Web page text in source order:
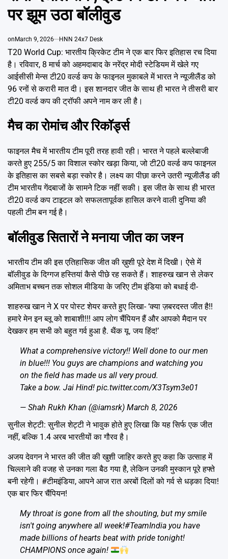
पर झूम उठा बॉलीवुड
onMarch 9, 2026 HNN 24x7 Desk
T20 World Cup: भारतीय क्रिकेट टीम ने एक बार फिर इतिहास रच दिया
है। रविवार, 8 मार्च को अहमदाबाद के नरेंद्र मोदी स्टेडियम में खेले गए
आईसीसी मेन्स टी20 वर्ल्ड कप के फाइनल मुकाबले में भारत ने न्यूजीलैंड को
96 रनों से करारी मात दी। इस शानदार जीत के साथ ही भारत ने तीसरी बार
टी20 वर्ल्ड कप की ट्रॉफी अपने नाम कर ली है।
मैच का रोमांच और रिकॉर्ड्स
फाइनल मैच में भारतीय टीम पूरी तरह हावी रही। भारत ने पहले बल्लेबाजी
करते हुए 255/5 का विशाल स्कोर खड़ा किया, जो टी20 वर्ल्ड कप फाइनल
के इतिहास का सबसे बड़ा स्कोर है। लक्ष्य का पीछा करने उतरी न्यूजीलैंड की
टीम भारतीय गेंदबाजों के सामने टिक नहीं सकी। इस जीत के साथ ही भारत
टी20 वर्ल्ड कप टाइटल को सफलतापूर्वक हासिल करने वाली दुनिया की
पहली टीम बन गई है।
बॉलीवुड सितारों ने मनाया जीत का जश्न
भारतीय टीम की इस एतिहासिक जीत की ख़ुशी पूरे देश में दिखी। ऐसे में
बॉलीवुड के दिग्गज हस्तियां कैसे पीछे रह सकते हैं। शाहरुख खान से लेकर
अमिताभ बच्चन तक सोशल मीडिया के जरिए टीम इंडिया को बधाई दी-
शाहरुख खान ने X पर पोस्ट शेयर करते हुए लिखा- ‘क्या ज़बरदस्त जीत है!!
हमारे मेन इन ब्लू को शाबाशी!!! आप लोग चैंपियन हैं और आपको मैदान पर
देखकर हम सभी को बहुत गर्व हुआ है. थैंक यू. जय हिंद!’
What a comprehensive victory!! Well done to our men
in blue!!! You guys are champions and watching you
on the field has made us all very proud.
Take a bow. Jai Hind! pic.twitter.com/X3Tsym3e01
— Shah Rukh Khan (@iamsrk) March 8, 2026
सुनील शेट्टी: सुनील शेट्टी ने भावुक होते हुए लिखा कि यह सिर्फ एक जीत
नहीं, बल्कि 1.4 अरब भारतीयों का गौरव है।
अजय देवगन ने भारत की जीत की खुशी जाहिर करते हुए कहा कि उत्साह में
चिल्लाने की वजह से उनका गला बैठ गया है, लेकिन उनकी मुस्कान पूरे हफ्ते
बनी रहेगी। #टीमइंडिया, आपने आज रात अरबों दिलों को गर्व से धड़का दिया!
एक बार फिर चैंपियन!
My throat is gone from all the shouting, but my smile
isn't going anywhere all week!#TeamIndia you have
made billions of hearts beat with pride tonight!
CHAMPIONS once again!